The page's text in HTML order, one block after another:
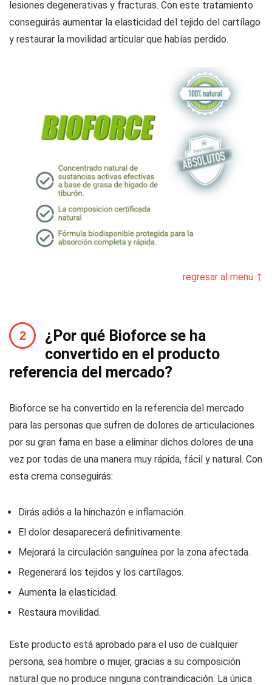
lesiones degenerativas y fracturas. Con este tratamiento
conseguirás aumentar la elasticidad del tejido del cartílago
y restaurar la movilidad articular que habías perdido.
regresar al menú ↑
¿Por qué Bioforce se ha
convertido en el producto
referencia del mercado?
Bioforce se ha convertido en la referencia del mercado
para las personas que sufren de dolores de articulaciones
por su gran fama en base a eliminar dichos dolores de una
vez por todas de una manera muy rápida, fácil y natural. Con
esta crema conseguirás:
Dirás adiós a la hinchazón e inflamación.
El dolor desaparecerá definitivamente.
Mejorará la circulación sanguínea por la zona afectada.
Regenerará los tejidos y los cartílagos.
Aumenta la elasticidad.
Restaura movilidad.
Este producto está aprobado para el uso de cualquier
persona, sea hombre o mujer, gracias a su composición
natural que no produce ninguna contraindicación. La única